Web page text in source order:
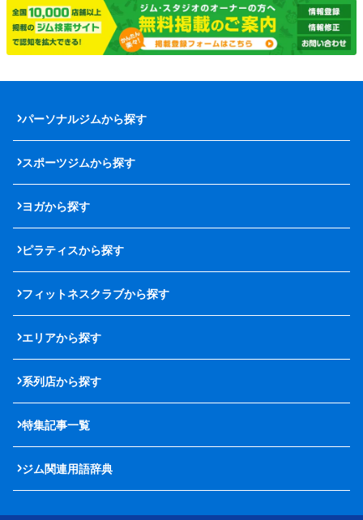
パーソナルジムから探す
スポーツジムから探す
ヨガから探す
ピラティスから探す
フィットネスクラブから探す
エリアから探す
系列店から探す
特集記事一覧
ジム関連用語辞典